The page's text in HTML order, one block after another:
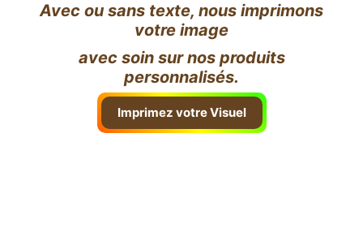
Avec ou sans texte, nous imprimons
votre image
avec soin sur nos produits
personnalisés.
Imprimez votre Visuel